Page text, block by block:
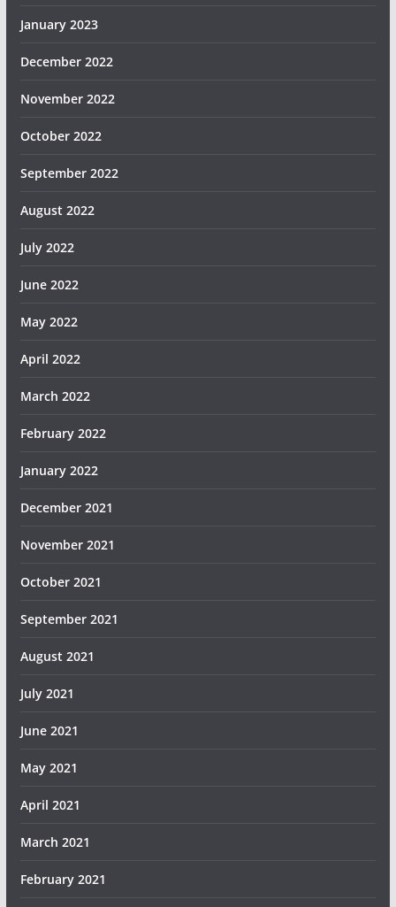
January 2023
December 2022
November 2022
October 2022
September 2022
August 2022
July 2022
June 2022
May 2022
April 2022
March 2022
February 2022
January 2022
December 2021
November 2021
October 2021
September 2021
August 2021
July 2021
June 2021
May 2021
April 2021
March 2021
February 2021